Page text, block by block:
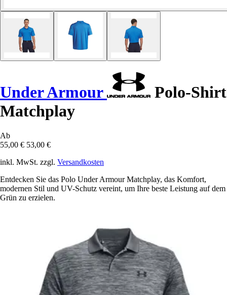
Under Armour
Polo-Shirt
Matchplay
Ab
55,00 € 53,00 €
inkl. MwSt. zzgl. Versandkosten
Entdecken Sie das Polo Under Armour Matchplay, das Komfort,
modernen Stil und UV-Schutz vereint, um Ihre beste Leistung auf dem
Grün zu erzielen.